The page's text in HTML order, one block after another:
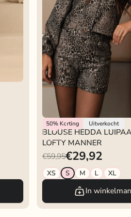
50% Korting Uitverkocht
Lofty Manner
BLOUSE HEDDA
LOFTY MANNER
€59,95€29,92
XS S M L XL
In